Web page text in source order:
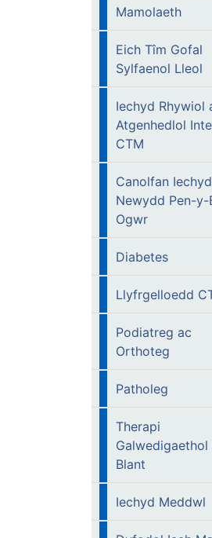
Mamolaeth
Eich Tîm Gofal
Sylfaenol Lleol
Iechyd Rhywiol
Atgenhedlol
CTM
Canolfan
Newydd Pen-y-
Ogwr
Diabetes
Llyfrgelloedd
Podiatreg ac
Orthoteg
Patholeg
Therapi
Galwedigaethol
Blant
Iechyd Meddwl